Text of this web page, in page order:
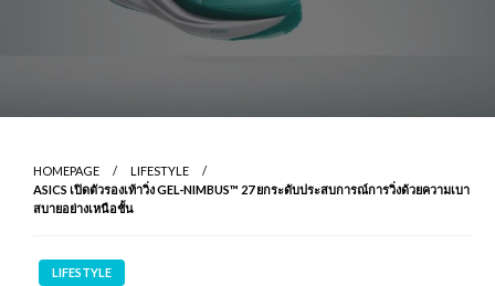
HOMEPAGE
LIFESTYLE
ASICS เปิดตัวรองเท้าวิ่ง GEL-NIMBUS™ 27 ยกระดับประสบการณ์การวิ่งด้วยความเบา
สบายอย่างเหนือชั้น
LIFESTYLE